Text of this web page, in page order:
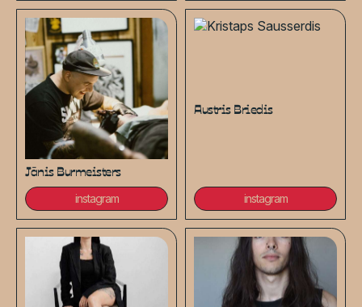
Jānis Burmeisters
instagram
Austris Briedis
instagram